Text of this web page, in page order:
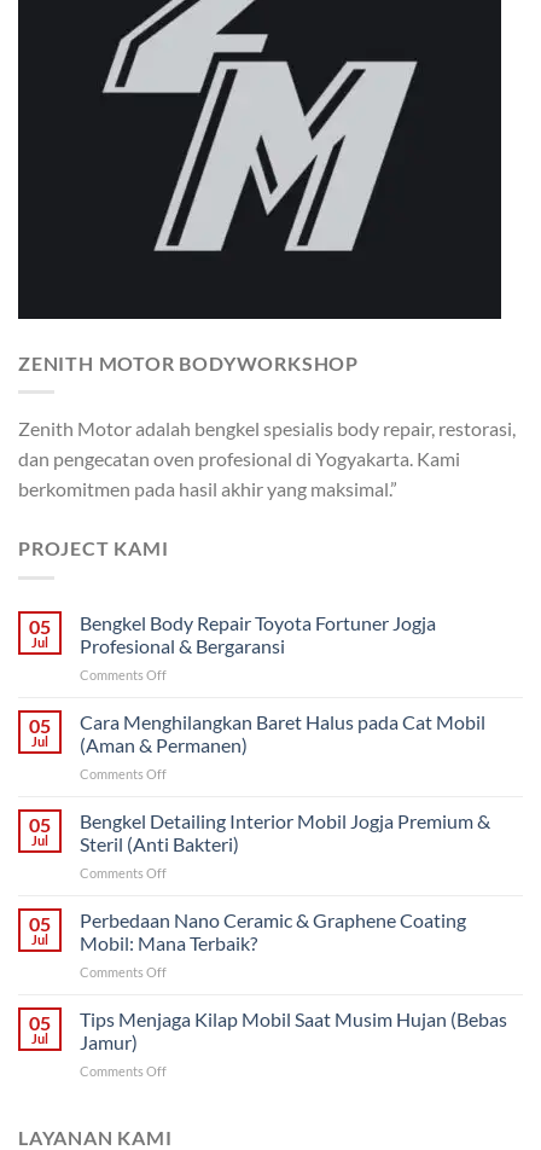
ZENITH MOTOR BODYWORKSHOP
Zenith Motor adalah bengkel spesialis body repair, restorasi,
dan pengecatan oven profesional di Yogyakarta. Kami
berkomitmen pada hasil akhir yang maksimal.”
PROJECT KAMI
05
Jul
Bengkel Body Repair Toyota Fortuner Jogja
Profesional & Bergaransi
Comments Offon
Body
Repair
Toyota
Fortuner
Profesional
&
05
Jul
Cara Menghilangkan Baret Halus pada Cat Mobil
(Aman & Permanen)
Comments Offon
Menghilangkan
Baret
Halus
pada
Mobil
(Aman
05
Jul
Bengkel Detailing Interior Mobil Jogja Premium &
Steril (Anti Bakteri)
Comments Offon
Detailing
Interior
Mobil
Jogja
&
Steril
05
Jul
Perbedaan Nano Ceramic & Graphene Coating
Mobil: Mana Terbaik?
Comments Offon
Nano
Ceramic
Graphene
Mana
05
Jul
Tips Menjaga Kilap Mobil Saat Musim Hujan (Bebas
Jamur)
Comments Offon
Kilap
LAYANAN KAMI